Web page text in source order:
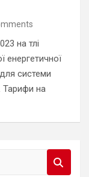
на тлі
енергетичної
системи
Тарифи на